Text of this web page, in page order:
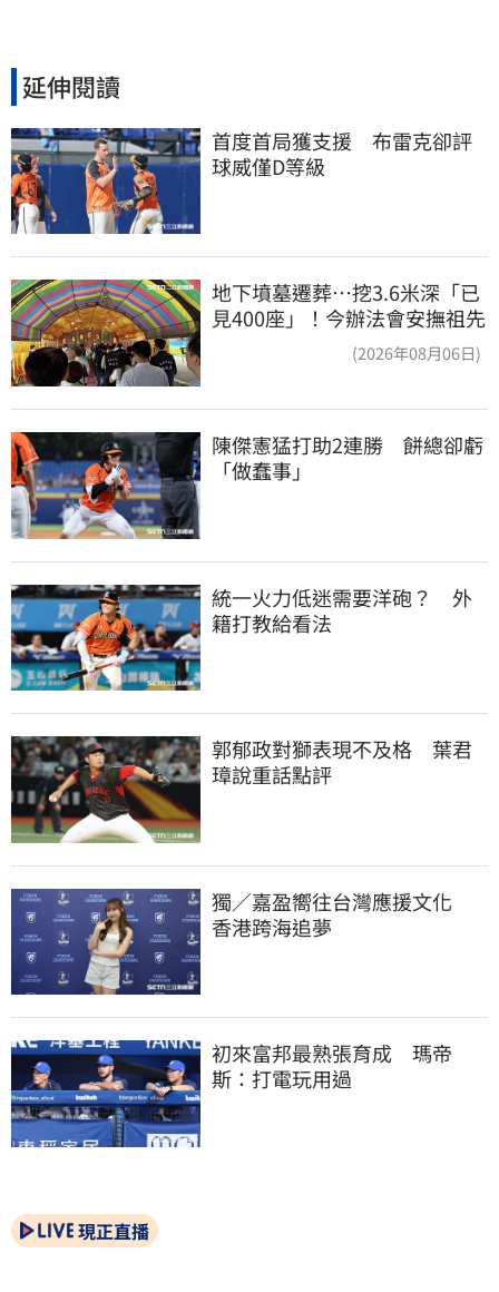
延伸閱讀
首度首局獲支援　布雷克卻評
球威僅D等級
地下墳墓遷葬…挖3.6米深「已
見400座」！今辦法會安撫祖先
(2026年08月06日)
陳傑憲猛打助2連勝　餅總卻虧
「做蠢事」
統一火力低迷需要洋砲？　外
籍打教給看法
郭郁政對獅表現不及格　葉君
璋說重話點評
獨／嘉盈嚮往台灣應援文化
香港跨海追夢
初來富邦最熟張育成　瑪帝
斯：打電玩用過
現正直播